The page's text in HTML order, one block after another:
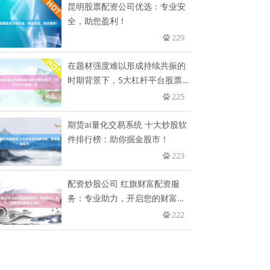
昆明股票配资公司优选：专业安
全，助您盈利！
229
在题材强度难以形成持续共振的
时期背景下，5大杠杆平台股票
225
期货ai量化交易系统 十大炒股软
件排行榜：助你掘金股市！
223
配资炒股公司 红旗财富配资服
务：专业助力，开启您的财富增
222